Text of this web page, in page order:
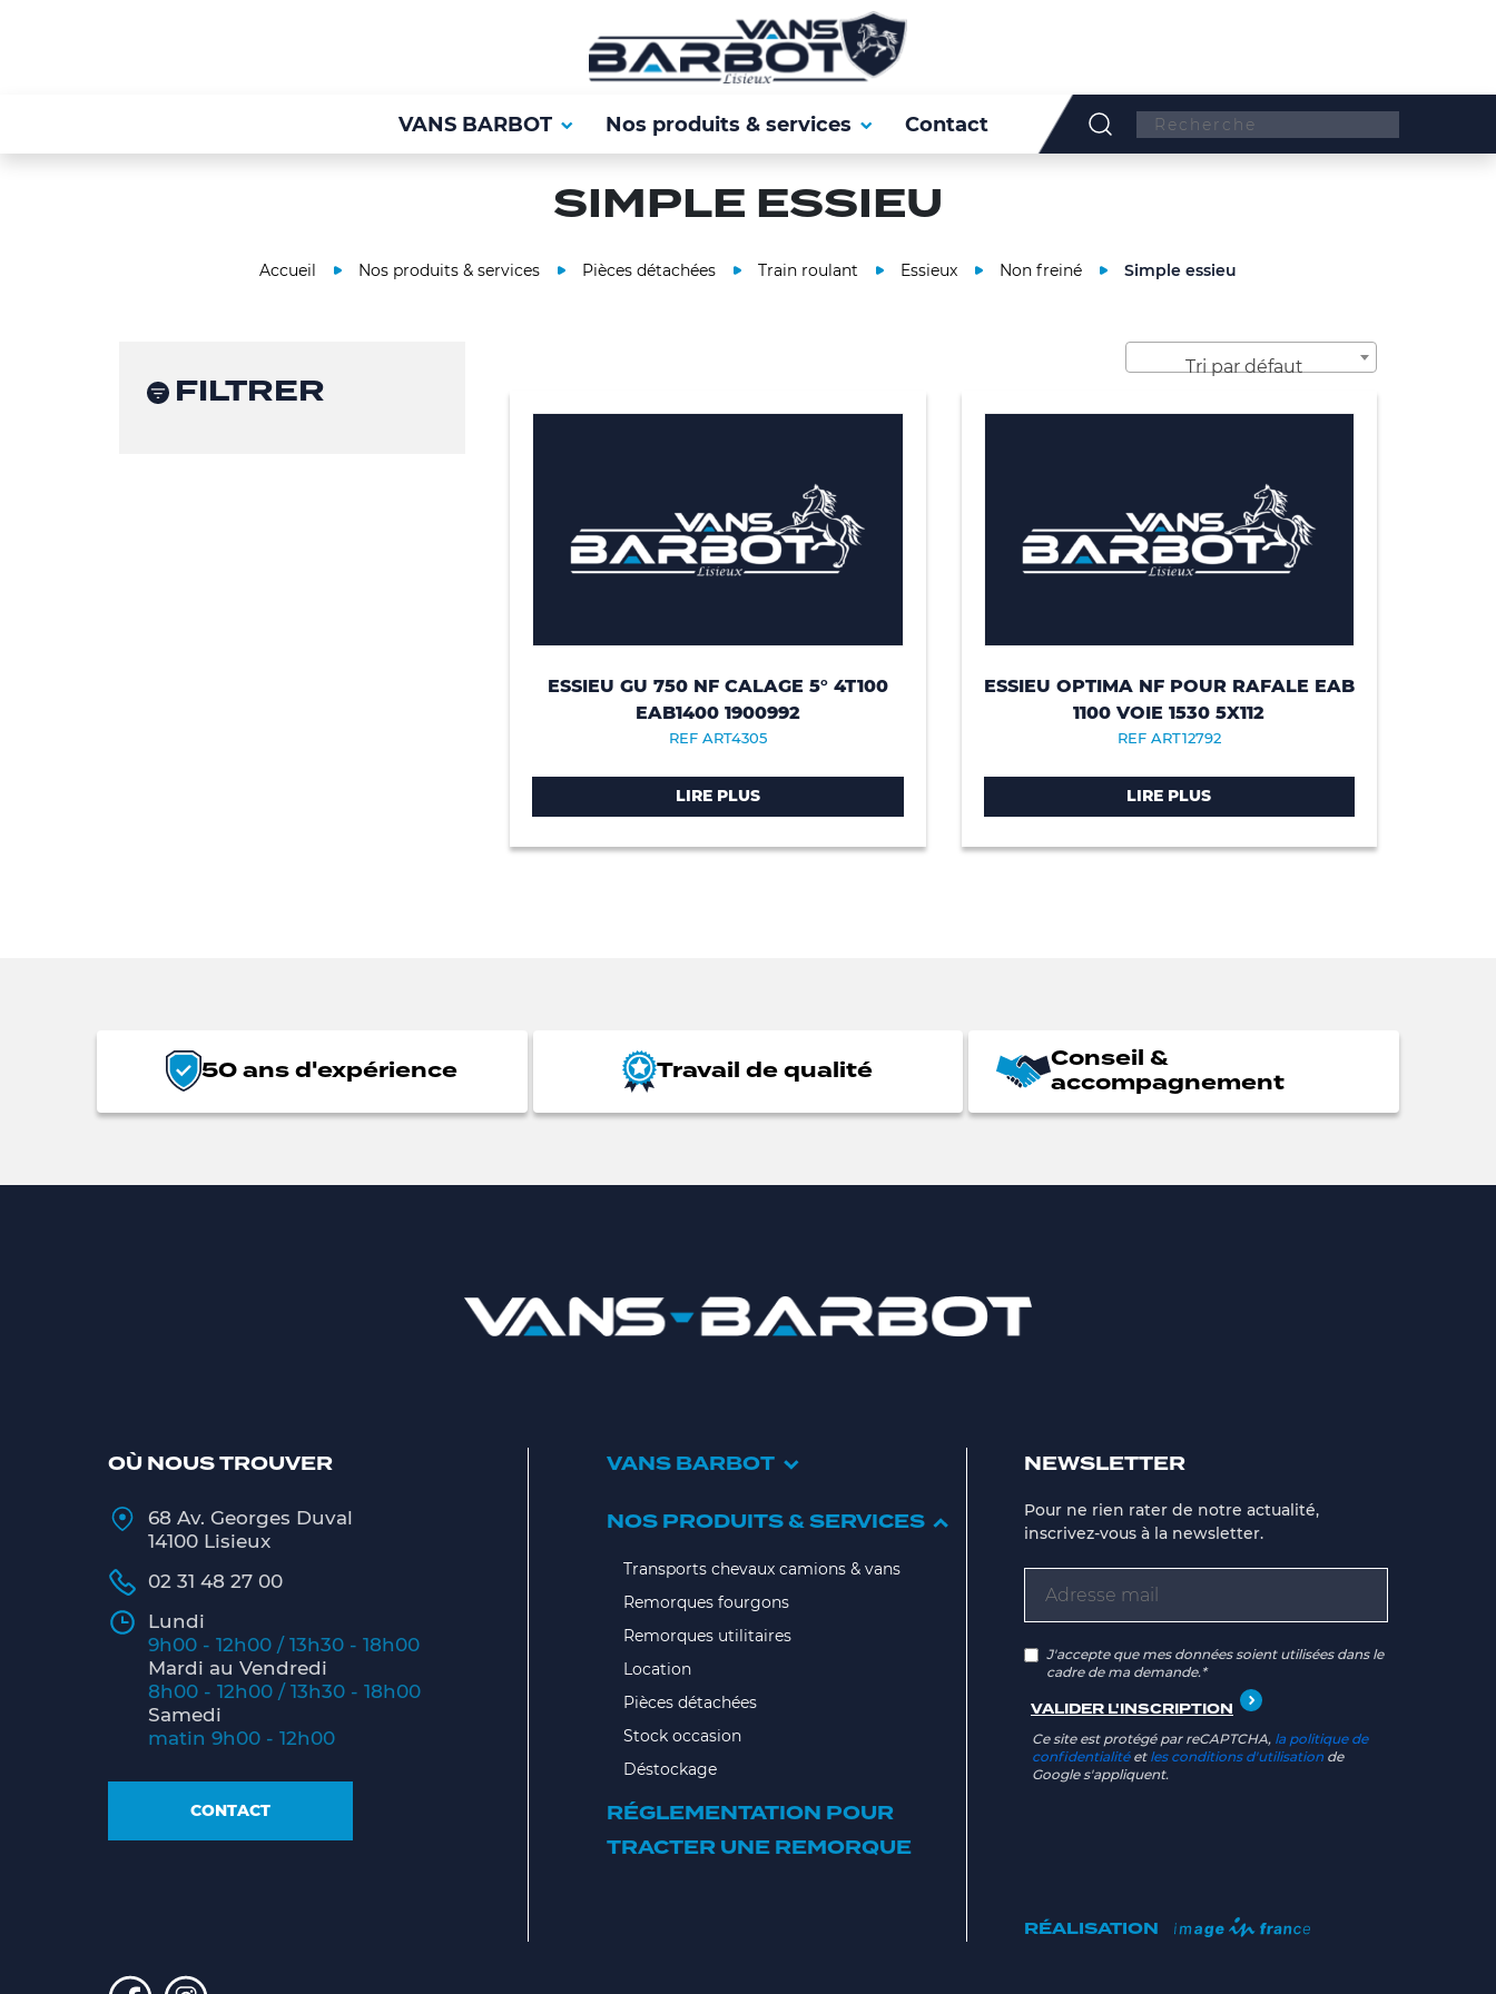
VANS BARBOT Nos produits & services Contact Search:
SIMPLE ESSIEU
Accueil Nos produits & services Pièces détachées Train roulant Essieux Non freiné Simple essieu
FILTRER
Tri par défaut
ESSIEU GU 750 NF CALAGE 5° 4T100
EAB1400 1900992
REF ART4305
LIRE PLUS
ESSIEU OPTIMA NF POUR RAFALE EAB
1100 VOIE 1530 5X112
REF ART12792
LIRE PLUS
50 ans d'expérience Travail de qualité Conseil &
accompagnement
OÙ NOUS TROUVER
68 Av. Georges Duval
14100 Lisieux
02 31 48 27 00
Lundi
9h00 - 12h00 / 13h30 - 18h00
Mardi au Vendredi
8h00 - 12h00 / 13h30 - 18h00
Samedi
matin 9h00 - 12h00
CONTACT
VANS BARBOT
NOS PRODUITS & SERVICES
Transports chevaux camions & vans
Remorques fourgons
Remorques utilitaires
Location
Pièces détachées
Stock occasion
Déstockage
RÉGLEMENTATION POUR
TRACTER UNE REMORQUE
NEWSLETTER
Pour ne rien rater de notre actualité,
inscrivez-vous à la newsletter.
J'accepte que mes données soient utilisées dans le
cadre de ma demande.*
Ce site est protégé par reCAPTCHA, la politique de
confidentialitéet les conditions d'utilisationde
Google s'appliquent.
RÉALISATION